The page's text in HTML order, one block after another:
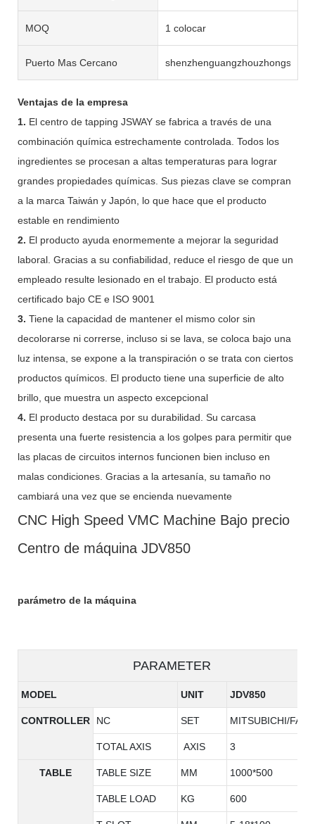
MOQ 1 colocar
Puerto Mas Cercano shenzhenguangzhouzhongshan
Ventajas de la empresa
1. El centro de tapping JSWAY se fabrica a través de una
combinación química estrechamente controlada. Todos los
ingredientes se procesan a altas temperaturas para lograr
grandes propiedades químicas. Sus piezas clave se compran
a la marca Taiwán y Japón, lo que hace que el producto
estable en rendimiento
2. El producto ayuda enormemente a mejorar la seguridad
laboral. Gracias a su confiabilidad, reduce el riesgo de que un
empleado resulte lesionado en el trabajo. El producto está
certificado bajo CE e ISO 9001
3. Tiene la capacidad de mantener el mismo color sin
decolorarse ni correrse, incluso si se lava, se coloca bajo una
luz intensa, se expone a la transpiración o se trata con ciertos
productos químicos. El producto tiene una superficie de alto
brillo, que muestra un aspecto excepcional
4. El producto destaca por su durabilidad. Su carcasa
presenta una fuerte resistencia a los golpes para permitir que
las placas de circuitos internos funcionen bien incluso en
malas condiciones. Gracias a la artesanía, su tamaño no
cambiará una vez que se encienda nuevamente
CNC High Speed ​​VMC Machine Bajo precio
Centro de máquina JDV850
parámetro de la máquina
PARAMETER
MODEL UNIT JDV850
CONTROLLER NC SET MITSUBICHI/
TOTAL AXIS AXIS 3
TABLE TABLE SIZE MM 1000*500
TABLE LOAD KG 600